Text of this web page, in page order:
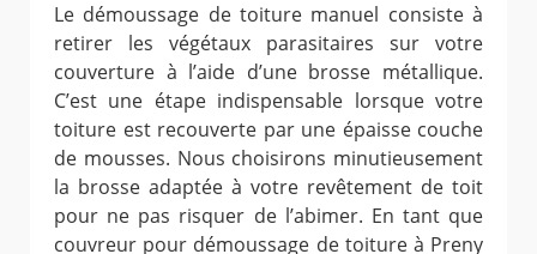
Le démoussage de toiture manuel consiste à
retirer les végétaux parasitaires sur votre
couverture à l’aide d’une brosse métallique.
C’est une étape indispensable lorsque votre
toiture est recouverte par une épaisse couche
de mousses. Nous choisirons minutieusement
la brosse adaptée à votre revêtement de toit
pour ne pas risquer de l’abimer. En tant que
couvreur pour démoussage de toiture à Preny